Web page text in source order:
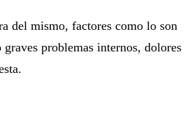
del mismo, factores como lo son
problemas internos, dolores